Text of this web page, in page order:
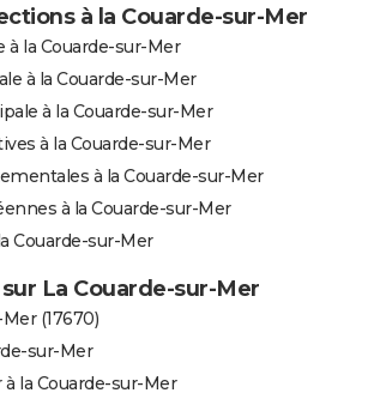
à la Couarde-sur-Mer
à la Couarde-sur-Mer
à la Couarde-sur-Mer
à la Couarde-sur-Mer
à la Couarde-sur-Mer
à la Couarde-sur-Mer
à la Couarde-sur-Mer
Couarde-sur-Mer
La Couarde-sur-Mer
(17670)
sur-Mer
la Couarde-sur-Mer